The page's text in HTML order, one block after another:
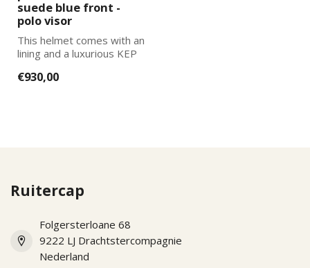
suede blue front -
polo visor
This helmet comes with an
lining and a luxurious KEP
...
€930,00
Ruitercap
Folgersterloane 68
9222 LJ Drachtstercompagnie
Nederland